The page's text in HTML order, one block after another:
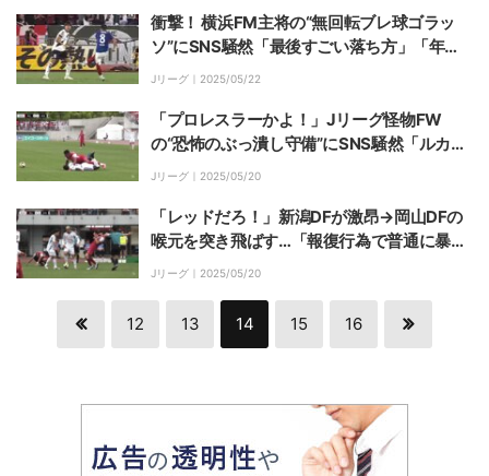
衝撃！ 横浜FM主将の“無回転ブレ球ゴラッ
ソ”にSNS騒然「最後すごい落ち方」「年間
ベストゴール級」「和製ジェラードだ」悪夢
Jリーグ｜ 2025/05/22
「プロレスラーかよ！」Jリーグ怪物FW
の“恐怖のぶっ潰し守備”にSNS騒然「ルカオ
が柔道しとる」「なぜノーファウル？」「花
が話題
Jリーグ｜ 2025/05/20
「レッドだろ！」新潟DFが激昂→岡山DFの
喉元を突き飛ばす…「報復行為で普通に暴
力」「ベテランがやることじゃない」振る舞
ロー？」
Jリーグ｜ 2025/05/20
12 13 14 15 16